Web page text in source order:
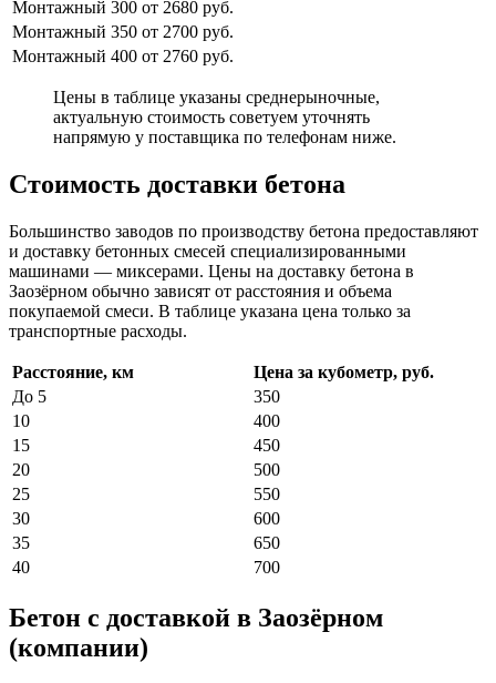
Монтажный 300 от 2680 руб.
Монтажный 350 от 2700 руб.
Монтажный 400 от 2760 руб.
Цены в таблице указаны среднерыночные,
актуальную стоимость советуем уточнять
напрямую у поставщика по телефонам ниже.
Стоимость доставки бетона
Большинство заводов по производству бетона предоставляют
и доставку бетонных смесей специализированными
машинами — миксерами. Цены на доставку бетона в
Заозёрном обычно зависят от расстояния и объема
покупаемой смеси. В таблице указана цена только за
транспортные расходы.
Расстояние, км
Цена за кубометр, руб.
До 5
350
10
400
15
450
20
500
25
550
30
600
35
650
40
700
Бетон с доставкой в Заозёрном
(компании)